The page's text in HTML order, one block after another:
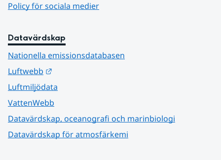
Policy för sociala medier
Datavärdskap
Nationella emissionsdatabasen
Luftwebb
Luftmiljödata
VattenWebb
Datavärdskap, oceanografi och marinbiologi
Datavärdskap för atmosfärkemi